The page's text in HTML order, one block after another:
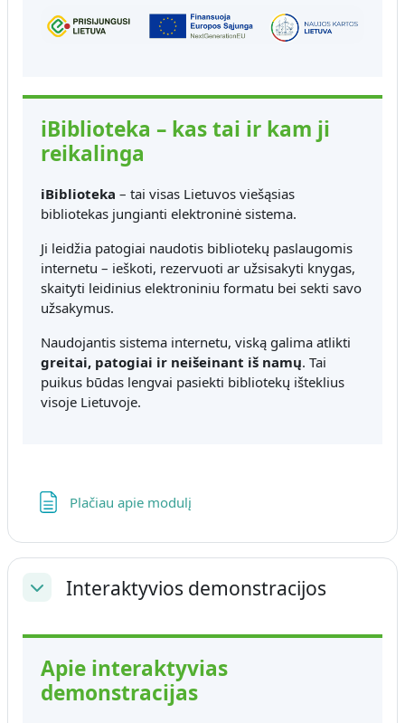
iBiblioteka – kas tai ir kam ji
reikalinga
iBiblioteka – tai visas Lietuvos viešąsias
bibliotekas jungianti elektroninė sistema.
Ji leidžia patogiai naudotis bibliotekų paslaugomis
internetu – ieškoti, rezervuoti ar užsisakyti knygas,
skaityti leidinius elektroniniu formatu bei sekti savo
užsakymus.
Naudojantis sistema internetu, viską galima atlikti
greitai, patogiai ir neišeinant iš namų. Tai
puikus būdas lengvai pasiekti bibliotekų išteklius
visoje Lietuvoje.
Plačiau apie modulį
SutrauktiInteraktyvios demonstracijos
Apie interaktyvias
demonstracijas